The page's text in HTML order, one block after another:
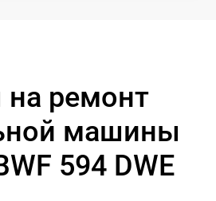
ремонт
машины
594 DWE